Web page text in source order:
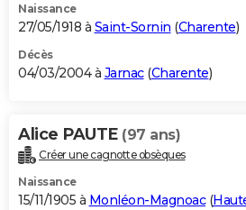
Naissance
27/05/1918 à Saint-Sornin (Charente)
Décès
04/03/2004 à Jarnac(Charente)
Alice PAUTE (97 ans)
Créer une cagnotte obsèques
Naissance
15/11/1905 à Monléon-Magnoac(